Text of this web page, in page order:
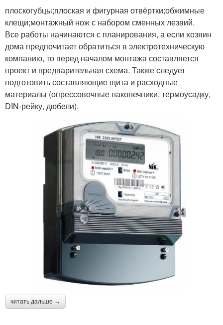
плоскогубцы;плоская и фигурная отвёртки;обжимные
клещи;монтажный нож с набором сменных лезвий.
Все работы начинаются с планирования, а если хозяин
дома предпочитает обратиться в электротехническую
компанию, то перед началом монтажа составляется
проект и предварительная схема. Также следует
подготовить составляющие щита и расходные
материалы (опрессовочные наконечники, термоусадку,
DIN-рейку, дюбели).
читать дальше →